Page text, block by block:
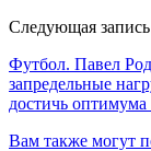
Следующая запись
Футбол. Павел
запредельные
достичь оптимума
Вам также могут